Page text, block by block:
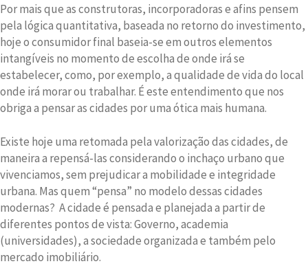
Por mais que as construtoras, incorporadoras e afins pensem
pela lógica quantitativa, baseada no retorno do investimento,
hoje o consumidor final baseia-se em outros elementos
intangíveis no momento de escolha de onde irá se
estabelecer, como, por exemplo, a qualidade de vida do local
onde irá morar ou trabalhar. É este entendimento que nos
obriga a pensar as cidades por uma ótica mais humana.
Existe hoje uma retomada pela valorização das cidades, de
maneira a repensá-las considerando o inchaço urbano que
vivenciamos, sem prejudicar a mobilidade e integridade
urbana. Mas quem “pensa” no modelo dessas cidades
modernas? A cidade é pensada e planejada a partir de
diferentes pontos de vista: Governo, academia
(universidades), a sociedade organizada e também pelo
mercado imobiliário.